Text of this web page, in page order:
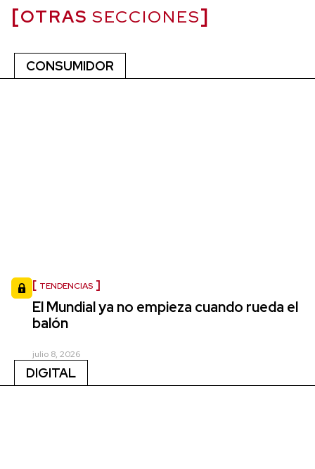
OTRAS SECCIONES
CONSUMIDOR
TENDENCIAS
El Mundial ya no empieza cuando rueda el
balón
julio 8, 2026
DIGITAL